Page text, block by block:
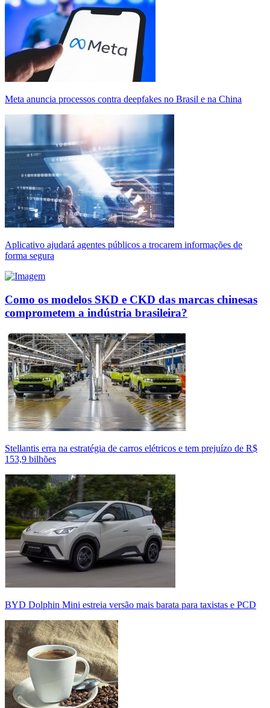
Meta anuncia processos contra deepfakes no Brasil e na China
Aplicativo ajudará agentes públicos a trocarem informações de
forma segura
Como os modelos SKD e CKD das marcas chinesas
comprometem a indústria brasileira?
Stellantis erra na estratégia de carros elétricos e tem prejuízo de R$
153,9 bilhões
BYD Dolphin Mini estreia versão mais barata para taxistas e PCD